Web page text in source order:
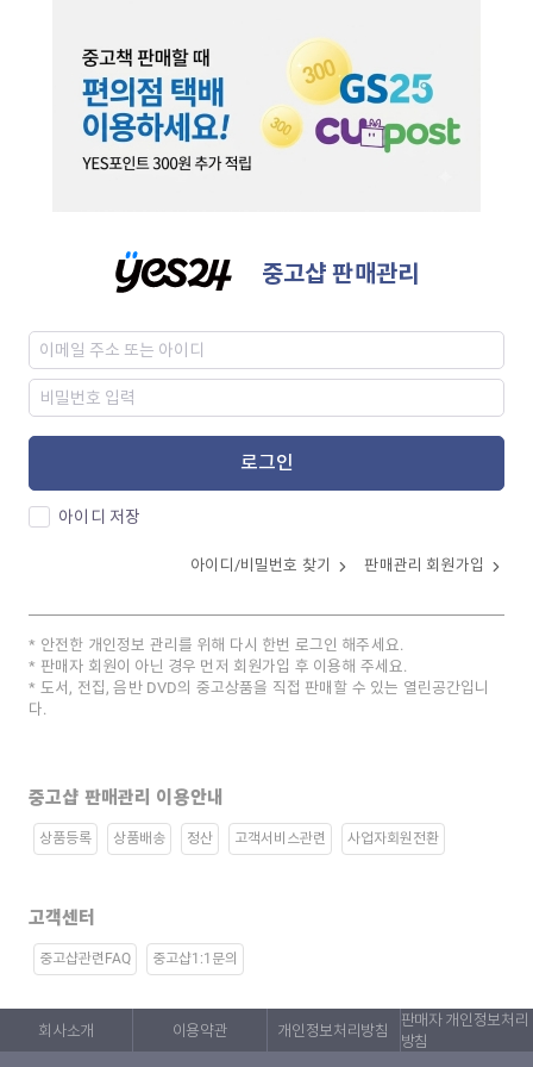
중고샵 판매관리
로그인
아이디 저장
아이디/비밀번호 찾기 판매관리 회원가입
안전한 개인정보 관리를 위해 다시 한번 로그인 해주세요.
판매자 회원이 아닌 경우 먼저 회원가입 후 이용해 주세요.
도서, 전집, 음반 DVD의 중고상품을 직접 판매할 수 있는 열린공간입니
다.
중고샵 판매관리 이용안내
상품등록 상품배송 정산 고객서비스관련 사업자회원전환
고객센터
중고샵관련FAQ 중고샵1:1문의
회사소개 이용약관 개인정보처리방침
판매자 개인정보처리
방침